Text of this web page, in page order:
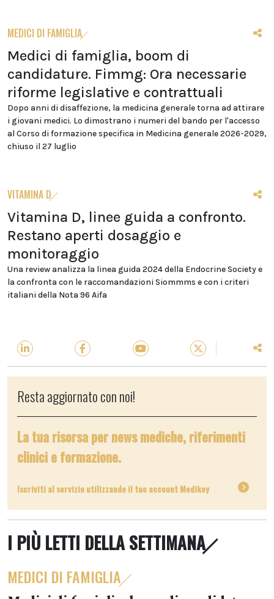
MEDICI DI FAMIGLIA
Medici di famiglia, boom di
candidature. Fimmg: Ora necessarie
riforme legislative e contrattuali
Dopo anni di disaffezione, la medicina generale torna ad attirare
i giovani medici. Lo dimostrano i numeri del bando per l'accesso
al Corso di formazione specifica in Medicina generale 2026-2029,
chiuso il 27 luglio
VITAMINA D
Vitamina D, linee guida a confronto.
Restano aperti dosaggio e
monitoraggio
Una review analizza la linea guida 2024 della Endocrine Society e
la confronta con le raccomandazioni Siommms e con i criteri
italiani della Nota 96 Aifa
Resta aggiornato con noi!
La tua risorsa per news mediche, riferimenti
clinici e formazione.
Iscriviti al servizio utilizzando il tuo account Medikey
I PIÙ LETTI DELLA SETTIMANA
MEDICI DI FAMIGLIA